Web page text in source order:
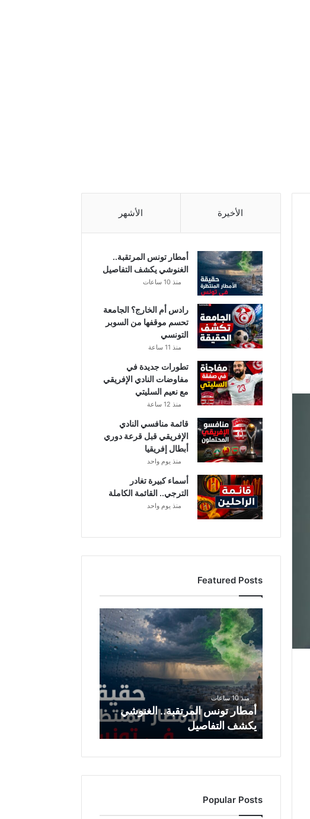
الأخيرة الأشهر
أمطار تونس المرتقبة..
الغنوشي يكشف التفاصيل
منذ 10 ساعات
رادس أم الخارج؟ الجامعة
تحسم موقفها من السوبر
التونسي
منذ 11 ساعة
تطورات جديدة في
مفاوضات النادي الإفريقي
مع نعيم السليتي
منذ 12 ساعة
قائمة منافسي النادي
الإفريقي قبل قرعة دوري
أبطال إفريقيا
منذ يوم واحد
أسماء كبيرة تغادر
الترجي.. القائمة الكاملة
منذ يوم واحد
Featured Posts
م
ا
ر
ت
و
س
ا
ل
ت
ب
ة
منذ 10 ساعات
أمطار تونس المرتقبة.. الغنوشي
يكشف التفاصيل
Popular Posts